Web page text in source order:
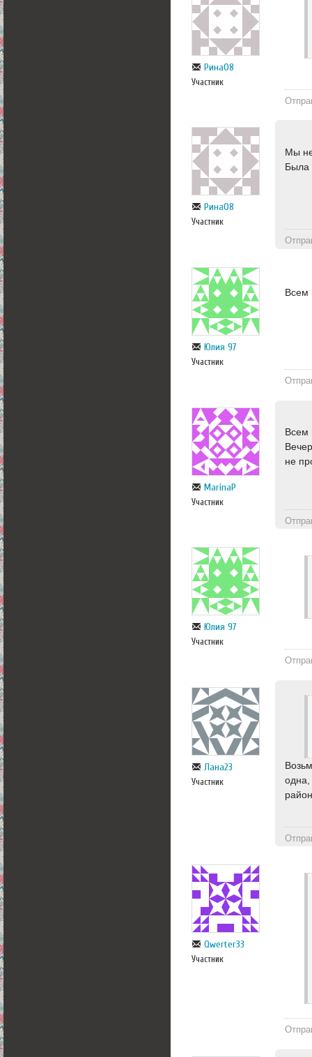
Рина08
Участник
Рина08
Участник
Мы
Была
Юлия 97
Участник
Всем
МarinaP
Участник
Всем
не
Юлия 97
Участник
Лана23
Участник
одна,
Qwerter33
Участник